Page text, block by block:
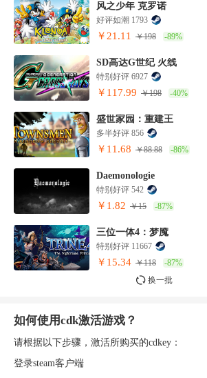
风之少年 克罗诺
好评如潮 1793
￥21.11 ￥198 -89%
SD高达G世纪 火线
特别好评 6927
￥117.99 ￥198 -40%
盛世家园：重建王
多半好评 856
￥11.68 ￥88.88 -86%
Daemonologie
特别好评 542
￥1.82 ￥15 -87%
三位一体4：梦魇
特别好评 11667
￥15.34 ￥118
-87%
换一批
如何使用cdk激活游戏？
请根据以下步骤，激活所购买的cdkey：
登录steam客户端